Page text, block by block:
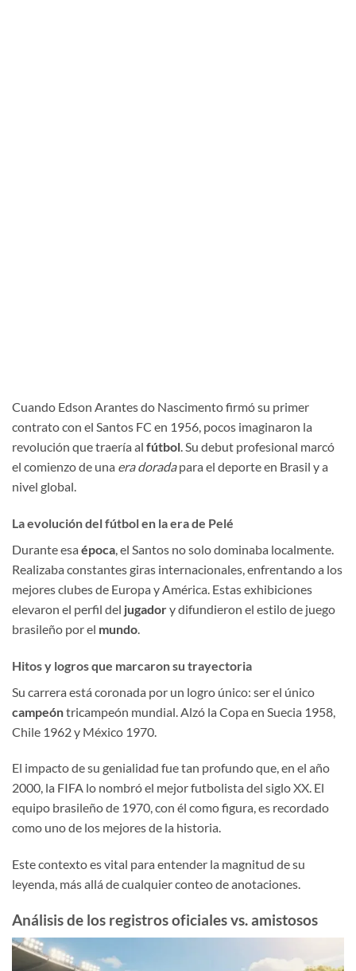
Cuando Edson Arantes do Nascimento firmó su primer
contrato con el Santos FC en 1956, pocos imaginaron la
revolución que traería al fútbol. Su debut profesional marcó
el comienzo de una era doradapara el deporte en Brasil y a
nivel global.
La evolución del fútbol en la era de Pelé
Durante esa época, el Santos no solo dominaba localmente.
Realizaba constantes giras internacionales, enfrentando a los
mejores clubes de Europa y América. Estas exhibiciones
elevaron el perfil del jugadory difundieron el estilo de juego
brasileño por el mundo.
Hitos y logros que marcaron su trayectoria
Su carrera está coronada por un logro único: ser el único
campeóntricampeón mundial. Alzó la Copa en Suecia 1958,
Chile 1962 y México 1970.
El impacto de su genialidad fue tan profundo que, en el año
2000, la FIFA lo nombró el mejor futbolista del siglo XX. El
equipo brasileño de 1970, con él como figura, es recordado
como uno de los mejores de la historia.
Este contexto es vital para entender la magnitud de su
leyenda, más allá de cualquier conteo de anotaciones.
Análisis de los registros oficiales vs. amistosos